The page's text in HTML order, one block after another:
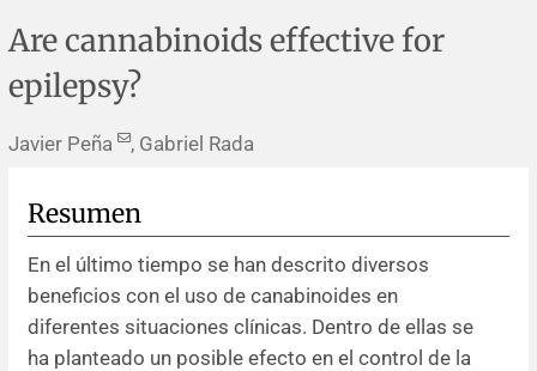
Impressum
Evaluaciones económicas
Notas metodológicas
Notas históricas y reseñas
Ensayos
Notas técnicas
Práctica clínica
Descripción
Política de cobros
Instrucciones para autores
Patrocinadores y financiamiento
Are cannabinoids effective for
epilepsy?
Javier Peña , Gabriel Rada
Resumen
En el último tiempo se han descrito diversos
beneficios con el uso de canabinoides en
diferentes situaciones clínicas. Dentro de ellas se
ha planteado un posible efecto en el control de la